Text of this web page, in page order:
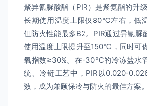
聚异氰脲酸酯（PIR）是聚氨酯的升
长期使用温度上限仅80℃左右，低
但防火性能最多B2。PIR通过异氰脲
使用温度上限提升至150℃，同时可
氧指数≥30%。在-30℃的冷冻盐水
统、冷链工艺中，PIR以0.020-
数，成为兼顾保冷与防火的最佳方案。